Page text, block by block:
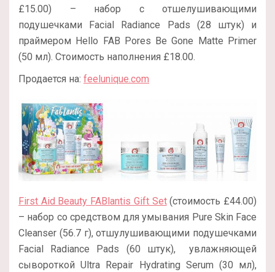
£15.00) – набор с отшелушивающими
подушечками Facial Radiance Pads (28 штук) и
праймером Hello FAB Pores Be Gone Matte Primer
(50 мл). Стоимость наполнения £18.00.
Продается на: feelunique.com
First Aid Beauty FABlantis Gift Set(стоимость £44.00)
– набор со средством для умывания Pure Skin Face
Cleanser (56.7 г), отшулушивающими подушечками
Facial Radiance Pads (60 штук), увлажняющей
сывороткой Ultra Repair Hydrating Serum (30 мл),